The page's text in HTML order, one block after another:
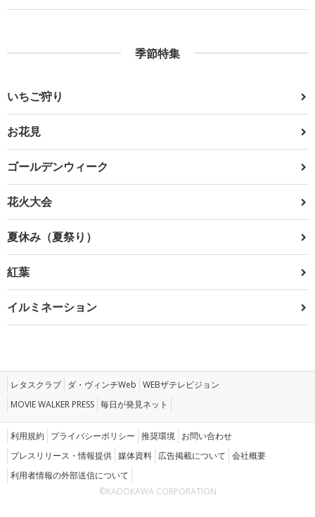
季節特集
いちご狩り
お花見
ゴールデンウィーク
花火大会
夏休み（夏祭り）
紅葉
イルミネーション
レタスクラブ ダ・ヴィンチWeb WEBザテレビジョン
MOVIE WALKER PRESS 毎日が発見ネット
利用規約 プライバシーポリシー 推奨環境 お問い合わせ
プレスリリース・情報提供 媒体資料 広告掲載について 会社概要
利用者情報の外部送信について
©KADOKAWA CORPORATION